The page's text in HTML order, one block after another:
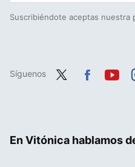
Suscribiéndote aceptas nuestra
Síguenos
En Vitónica hablamos